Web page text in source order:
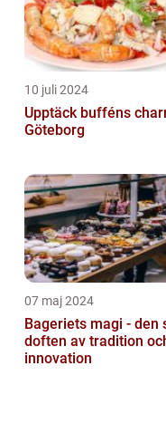
10 juli 2024
Upptäck bufféns
Göteborg
07 maj 2024
Bageriets magi - den
doften av tradition
innovation